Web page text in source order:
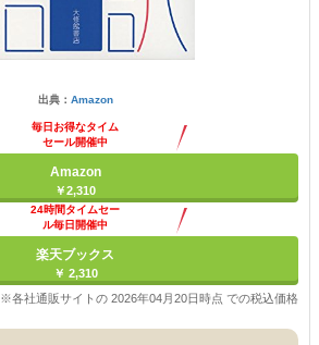
出典： Amazon
毎日お得なタイム
セール開催中
Amazon
￥2,310
24時間タイムセー
ル毎日開催中
楽天ブックス
￥ 2,310
※各社通販サイトの 2026年04月20日時点 での税込価格